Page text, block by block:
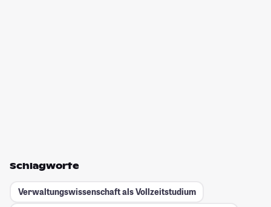
Schlagworte
Verwaltungswissenschaft als Vollzeitstudium